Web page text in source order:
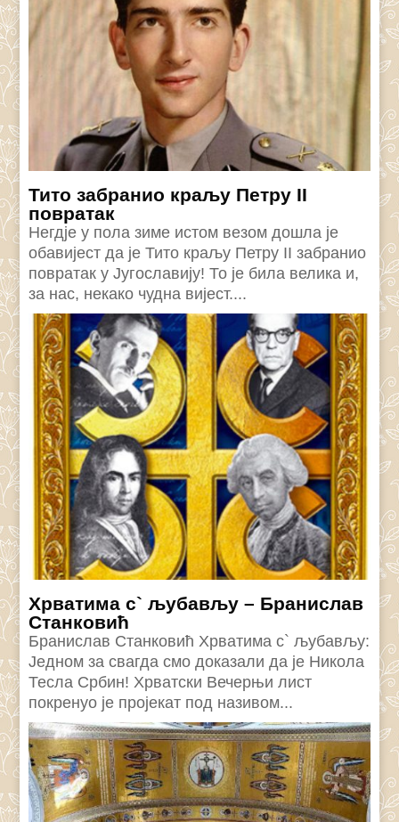
Тито забранио краљу Петру II
повратак
Негдје у пола зиме истом везом дошла је
обавијест да је Тито краљу Петру II забранио
повратак у Југославију! То је била велика и,
за нас, некако чудна вијест....
Хрватима с` љубављу – Бранислав
Станковић
Бранислав Станковић Хрватима с` љубављу:
Једном за свагда смо доказали да је Никола
Тесла Србин! Хрватски Вечерњи лист
покренуо је пројекат под називом...